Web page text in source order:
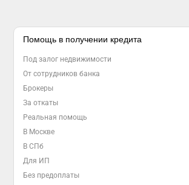
Помощь в получении кредита
Под залог недвижимости
От сотрудников банка
Брокеры
За откаты
Реальная помощь
В Москве
В СПб
Для ИП
Без предоплаты